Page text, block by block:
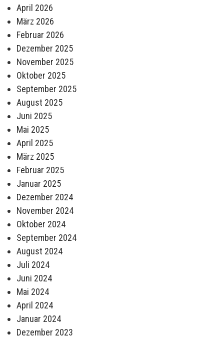
April 2026
März 2026
Februar 2026
Dezember 2025
November 2025
Oktober 2025
September 2025
August 2025
Juni 2025
Mai 2025
April 2025
März 2025
Februar 2025
Januar 2025
Dezember 2024
November 2024
Oktober 2024
September 2024
August 2024
Juli 2024
Juni 2024
Mai 2024
April 2024
Januar 2024
Dezember 2023